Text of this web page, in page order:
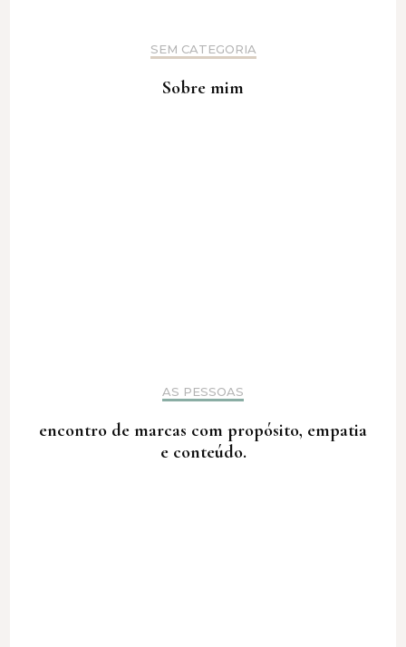
SEM CATEGORIA
Sobre mim
AS PESSOAS
encontro de marcas com propósito, empatia
e conteúdo.